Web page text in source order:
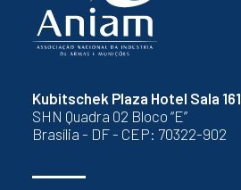
Kubitschek Plaza Hotel Sala 161
SHN Quadra 02 Bloco “E”
Brasília - DF - CEP: 70322-902